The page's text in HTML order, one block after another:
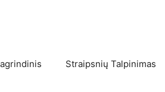
Straipsnių Talpinimas